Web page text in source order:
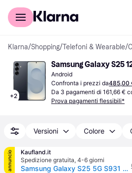
Per il tuo shopping
Klarna/Shopping/Telefoni & Wearable/
+2
Samsung Galaxy S25
Android
Confronta i prezzi da485,00
Da 3 pagamenti di 161,66 €
Prova pagamenti flessibili*
Versioni Colore
annuncio
Kaufland.it
Spedizione gratuita, 4-6 giorni
Samsung Galaxy S25 5G S931 Dual SIM 12GB RAM 128GB - Blue Black